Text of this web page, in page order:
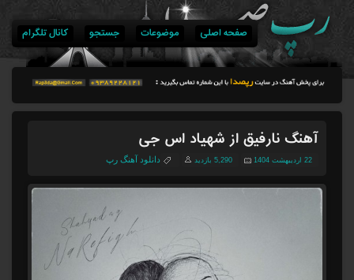
صفحه اصلی موضوعات جستجو کانال تلگرام
آهنگ نارفیق از شهیاد اس جی
22 اردیبهشت 1404 5,290 بازدید دانلود آهنگ رپ